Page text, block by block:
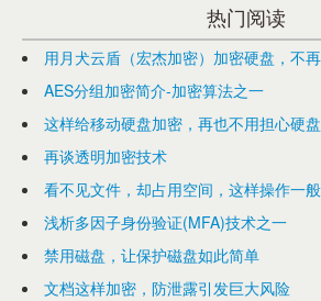
热门阅读
用月犬云盾（宏杰加密）加密硬盘，不
AES分组加密简介-加密算法之一
这样给移动硬盘加密，再也不用担心硬
再谈透明加密技术
看不见文件，却占用空间，这样操作一
浅析多因子身份验证(MFA)技术之一
禁用磁盘，让保护磁盘如此简单
文档这样加密，防泄露引发巨大风险